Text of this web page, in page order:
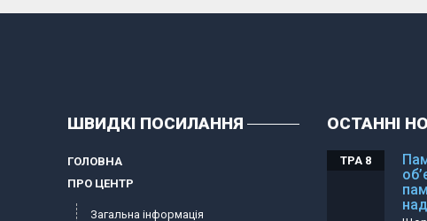
ШВИДКІ ПОСИЛАННЯ
ГОЛОВНА
ПРО ЦЕНТР
Загальна інформація
ОСТАННІ
ТРА 8